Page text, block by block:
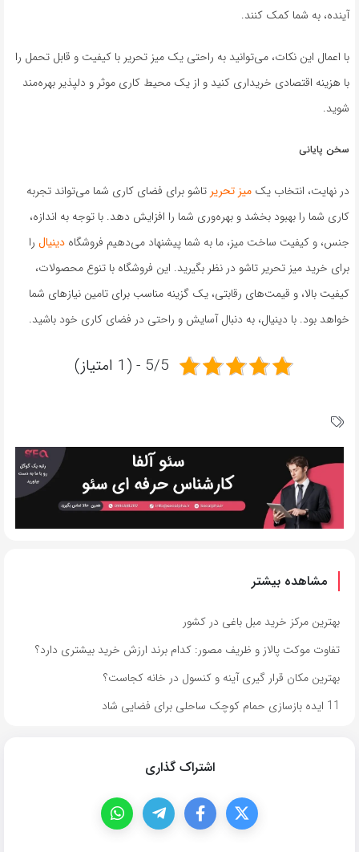
آینده، به شما کمک کنند.
با اعمال این نکات، می‌توانید به راحتی یک میز تحریر با کیفیت و قابل تحمل را
با هزینه اقتصادی خریداری کنید و از یک محیط کاری موثر و دلپذیر بهره‌مند
شوید.
سخن پایانی
در نهایت، انتخاب یک میز تحریر تاشو برای فضای کاری شما می‌تواند تجربه
کاری شما را بهبود بخشد و بهره‌وری شما را افزایش دهد. با توجه به اندازه،
جنس، و کیفیت ساخت میز، ما به شما پیشنهاد می‌دهیم فروشگاه دینیال را
برای خرید میز تحریر تاشو در نظر بگیرید. این فروشگاه با تنوع محصولات،
کیفیت بالا، و قیمت‌های رقابتی، یک گزینه مناسب برای تامین نیازهای شما
خواهد بود. با دینیال، به دنبال آسایش و راحتی در فضای کاری خود باشید.
5/5 - (1 امتیاز)
مشاهده بیشتر
بهترین مرکز خرید مبل باغی در کشور
تفاوت موکت پالاز و ظریف مصور: کدام برند ارزش خرید بیشتری دارد؟
بهترین مکان قرار گیری آینه و کنسول در خانه کجاست؟
11 ایده بازسازی حمام کوچک ساحلی برای فضایی شاد
اشتراک گذاری